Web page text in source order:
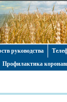
руководства
Профилактика